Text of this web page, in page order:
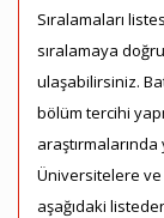
Sıralamaları
sıralamaya
ulaşabilirsiniz.
bölüm tercihi
Üniversitelere ve
aşağıdaki